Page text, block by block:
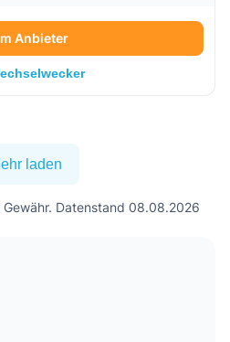
Anbieter
laden
Datenstand 08.08.2026